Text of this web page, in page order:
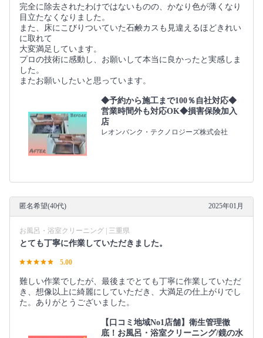
完全に除去されたわけではないものの、かなり色が薄くなり
目立たなくなりました。
また、床にこびりついていた石鹸カスも見違えるほどきれい
に取れて
大変満足しています。
プロの技術に感動し、お願いして本当に良かったと実感しま
した。
またお願いしたいと思っています。
◆予約から施工まで100％自社対応◆
営業時間外も対応OK◆損害保険加入
店
レオンバンク・テクノロジーズ株式会社
匿名希望(40代) 2025年01月
お風呂・浴室クリーニング | 三重県
とても丁寧に作業していただきました。
5.00
難しい作業でしたが、最後までとても丁寧に作業していただ
き、想像以上に綺麗にしていただき、大満足の仕上がりでし
た。ありがとうございました。
【口コミ地域No1店舗】衛生管理徹
底！お風呂・浴室クリーニング/鏡の水